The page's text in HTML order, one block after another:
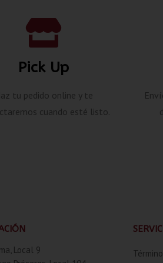
Pick Up
tu pedido online y te
cuando esté listo.
Local 9